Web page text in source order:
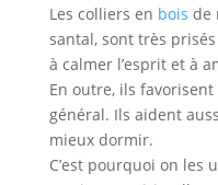
Les colliers en bois de
santal, sont très
à calmer l’esprit et à
En outre, ils
général. Ils aident
mieux dormir.
C’est pourquoi on les